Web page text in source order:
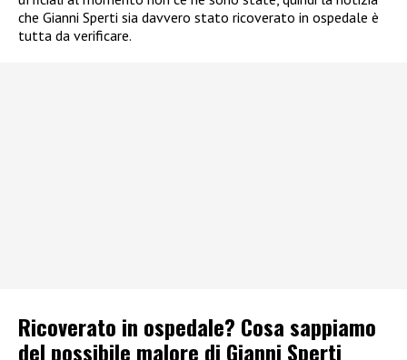
che Gianni Sperti sia davvero stato ricoverato in ospedale è
tutta da verificare.
Ricoverato in ospedale? Cosa sappiamo
del possibile malore di Gianni Sperti